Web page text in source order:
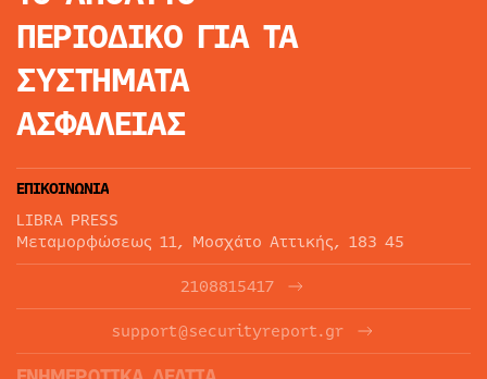
ΠΕΡΙΟΔΙΚΟ ΓΙΑ ΤΑ
ΣΥΣΤΗΜΑΤΑ
ΑΣΦΑΛΕΙΑΣ
ΕΠΙΚΟΙΝΩΝΙΑ
LIBRA PRESS
Μεταμορφώσεως 11, Μοσχάτο Αττικής, 183 45
2108815417
support@securityreport.gr